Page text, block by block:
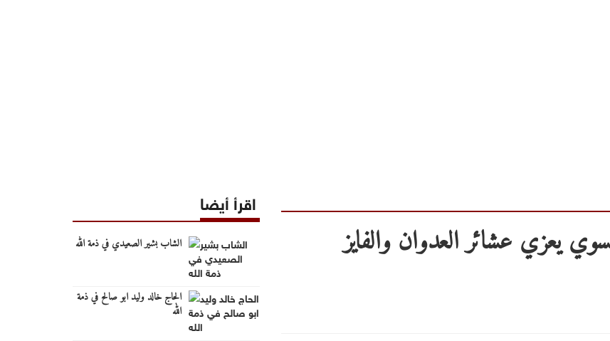
يعزي عشائر العدوان والفايز
اقرأ أيضا
الشاب بشير الصعيدي في ذمة الله
الحاج خالد وليد ابو صالح في ذمة
الله